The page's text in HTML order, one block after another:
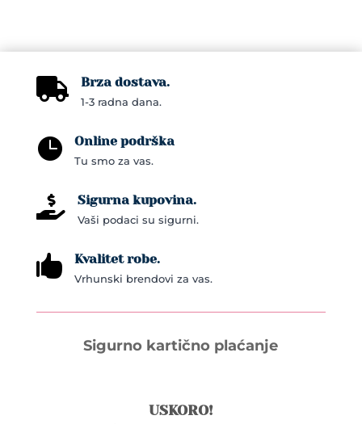
 Brza dostava.
1-3 radna dana.
 Online podrška
Tu smo za vas.
 Sigurna kupovina.
Vaši podaci su sigurni.
 Kvalitet robe.
Vrhunski brendovi za vas.
Sigurno kartično plaćanje
USKORO!